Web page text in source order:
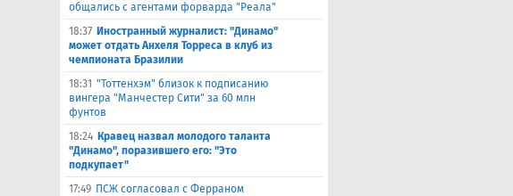
общались с агентами форварда "Реала"
18:37 Иностранный журналист: "Динамо"
может отдать Анхеля Торреса в клуб из
чемпионата Бразилии
18:31 "Тоттенхэм" близок к подписанию
вингера "Манчестер Сити" за 60 млн
фунтов
18:24 Кравец назвал молодого таланта
"Динамо", поразившего его: "Это
подкупает"
17:49 ПСЖ согласовал с Ферраном